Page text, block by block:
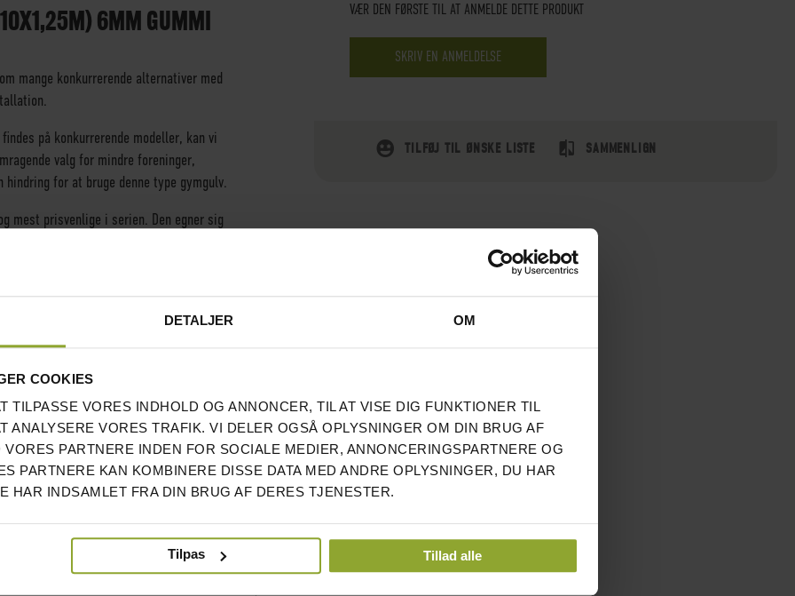
DETALJER OM
COOKIES
TILPASSE VORES INDHOLD OG ANNONCER, TIL AT VISE DIG FUNKTIONER TIL
ANALYSERE VORES TRAFIK. VI DELER OGSÅ OPLYSNINGER OM DIN BRUG AF
PARTNERE INDEN FOR SOCIALE MEDIER, ANNONCERINGSPARTNERE OG
PARTNERE KAN KOMBINERE DISSE DATA MED ANDRE OPLYSNINGER, DU HAR
HAR INDSAMLET FRA DIN BRUG AF DERES TJENESTER.
Tilpas Tillad alle
VÆR DEN FØRSTE TIL AT ANMELDE DETTE PRODUKT
SKRIV EN ANMELDELSE
TILFØJ TIL ØNSKE LISTE SAMMENLIGN
6MM GUMMI
mange konkurrerende alternativer med
på konkurrerende modeller, kan vi
valg for mindre foreninger,
for at bruge denne type gymgulv.
mest prisvenlige i serien. Den egner sig
gulvet, såsom f.eks. konditionsområder. På
grundlæggende beskyttelse for underlaget.
slid.
Du kan vælge at lime dem fast, men
med og giver dig mulighed for at vende
M3